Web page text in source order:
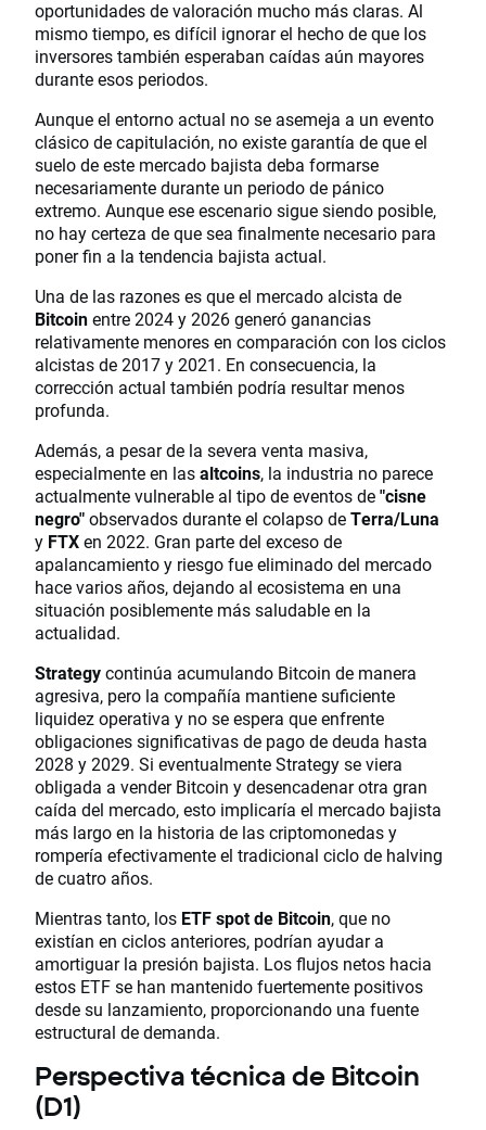
oportunidades de valoración mucho más claras. Al
mismo tiempo, es difícil ignorar el hecho de que los
inversores también esperaban caídas aún mayores
durante esos periodos.
Aunque el entorno actual no se asemeja a un evento
clásico de capitulación, no existe garantía de que el
suelo de este mercado bajista deba formarse
necesariamente durante un periodo de pánico
extremo. Aunque ese escenario sigue siendo posible,
no hay certeza de que sea finalmente necesario para
poner fin a la tendencia bajista actual.
Una de las razones es que el mercado alcista de
Bitcoinentre 2024 y 2026 generó ganancias
relativamente menores en comparación con los ciclos
alcistas de 2017 y 2021. En consecuencia, la
corrección actual también podría resultar menos
profunda.
Además, a pesar de la severa venta masiva,
especialmente en lasaltcoins, la industria no parece
actualmente vulnerable al tipo de eventos de"cisne
negro"observados durante el colapso deTerra/Luna
y FTXen 2022. Gran parte del exceso de
apalancamiento y riesgo fue eliminado del mercado
hace varios años, dejando al ecosistema en una
situación posiblemente más saludable en la
actualidad.
Strategycontinúa acumulando Bitcoin de manera
agresiva, pero la compañía mantiene suficiente
liquidez operativa y no se espera que enfrente
obligaciones significativas de pago de deuda hasta
2028 y 2029. Si eventualmente Strategy se viera
obligada a vender Bitcoin y desencadenar otra gran
caída del mercado, esto implicaría el mercado bajista
más largo en la historia de las criptomonedas y
rompería efectivamente el tradicional ciclo de halving
de cuatro años.
Mientras tanto, los ETF spot de Bitcoin, que no
existían en ciclos anteriores, podrían ayudar a
amortiguar la presión bajista. Los flujos netos hacia
estos ETF se han mantenido fuertemente positivos
desde su lanzamiento, proporcionando una fuente
estructural de demanda.
Perspectiva técnica de Bitcoin
(D1)